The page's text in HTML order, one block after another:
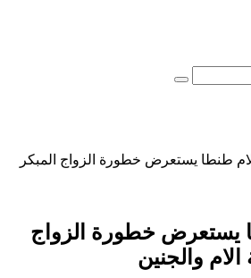
بحث
طنطا يستعرض خطورة الزواج المبكر
يستعرض خطورة الزواج
والجنين